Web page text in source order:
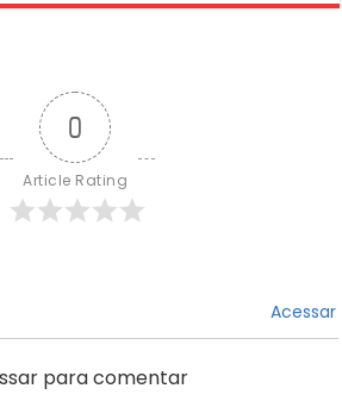
0
Article Rating
Acessar
para comentar